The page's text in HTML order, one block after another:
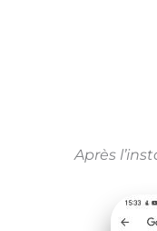
Après